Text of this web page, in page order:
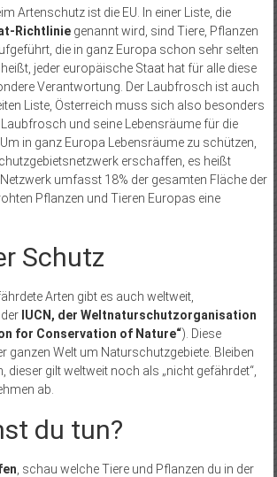
Artenschutz ist die EU. In einer Liste, die
Richtliniegenannt wird, sind Tiere, Pflanzen
die in ganz Europa schon sehr selten
jeder europäische Staat hat für alle diese
Verantwortung. Der Laubfrosch ist auch
Liste, Österreich muss sich also besonders
und seine Lebensräume für die
in ganz Europa Lebensräume zu schützen,
erschaffen, es heißt
umfasst 18% der gesamten Fläche der
Pflanzen und Tieren Europas eine
Schutz
Arten gibt es auch weltweit,
IUCN, der Weltnaturschutzorganisation
for Conservation of Nature“). Diese
ganzen Welt um Naturschutzgebiete. Bleiben
gilt weltweit noch als „nicht gefährdet“,
ab.
du tun?
, schau welche Tiere und Pflanzen du in der